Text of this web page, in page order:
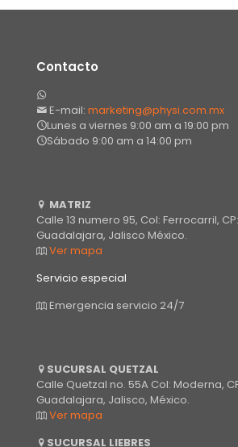
Contacto
E-mail: marketing@physi.com.mx
Lunes a viernes 9:00 am a 19:00 pm
Sábado 9:00 am a 14:00 pm
MATRIZ
Calle 13 numero 95, Col: Ferrocarril,
Guadalajara, Jalisco México.
Ver mapa
Servicio especial
Emergencia servicio 24/7
SUCURSAL QUETZAL
Calle Quetzal no. 55A Col: Moderna,
Guadalajara, Jalisco, México.
Ver mapa
SUCURSAL LIEBRES